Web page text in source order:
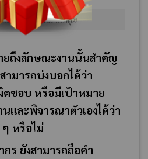
นที่ชัดเจนให้มากที่สุด
ยถึงลักษณะงานนั้นสำคัญ
ามารถบ่งบอกได้ว่า
ชอบ หรือมีเป้าหมาย
และพิจารณาตัวเองได้ว่า
หรือไม่
ร ยังสามารถถือคำ